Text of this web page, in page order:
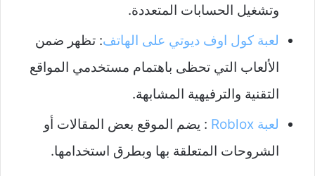
وتشغيل الحسابات المتعددة.
لعبة كول اوف ديوتي على الهاتف: تظهر ضمن
الألعاب التي تحظى باهتمام مستخدمي المواقع
التقنية والترفيهية المشابهة.
لعبة Roblox
: يضم الموقع بعض المقالات أو
الشروحات المتعلقة بها وبطرق استخدامها.